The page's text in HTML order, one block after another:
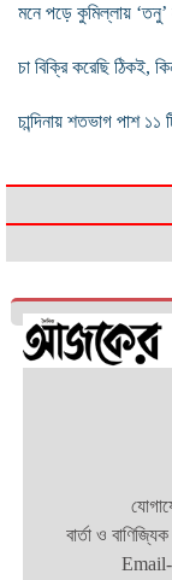
মনে পড়ে কুমিল্লায়
চা বিক্রি করেছি ঠিকই,
চান্দিনায় শতভাগ পাশ ১১
বার্তা ও